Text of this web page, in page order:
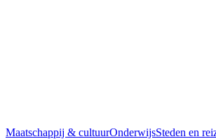
Maatschappij & cultuurOnderwijsSteden en